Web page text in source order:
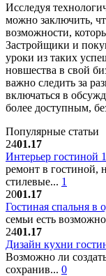
Исследуя
можно заключить,
возможности,
Застройщики и
уроки из таких
новшества в свой
важно следить за
включаться в
более доступным,
Популярные статьи
2401.17
Интерьер гостиной
ремонт в гостиной,
стилевые... 1
2001.17
Гостиная спальня в
семьи есть
2401.17
Дизайн кухни
Возможно ли
сохранив... 0